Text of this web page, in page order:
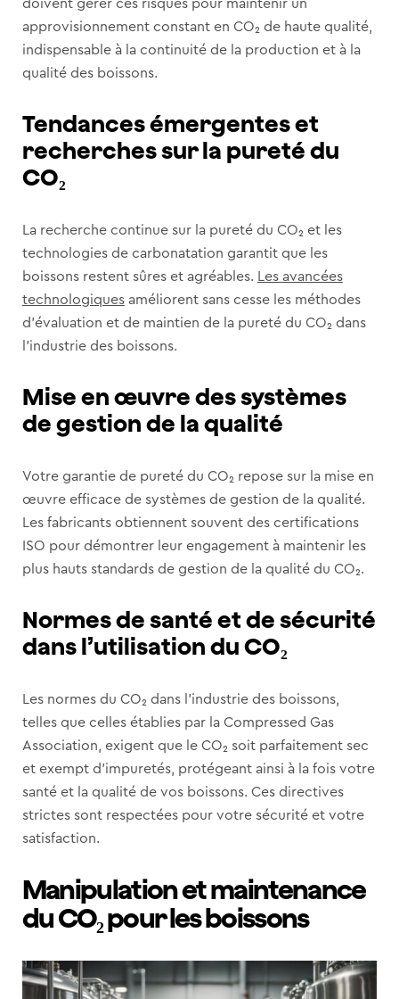
doivent gérer ces risques pour maintenir un
approvisionnement constant en CO₂ de haute qualité,
indispensable à la continuité de la production et à la
qualité des boissons.
Tendances émergentes et
recherches sur la pureté du
CO₂
La recherche continue sur la pureté du CO₂ et les
technologies de carbonatation garantit que les
boissons restent sûres et agréables.
Les avancées
technologiquesaméliorent sans cesse les méthodes
d’évaluation et de maintien de la pureté du CO₂ dans
l’industrie des boissons.
Mise en œuvre des systèmes
de gestion de la qualité
Votre garantie de pureté du CO₂ repose sur la mise en
œuvre efficace de systèmes de gestion de la qualité.
Les fabricants obtiennent souvent des certifications
ISO pour démontrer leur engagement à maintenir les
plus hauts standards de gestion de la qualité du CO₂.
Normes de santé et de sécurité
dans l’utilisation du CO₂
Les normes du CO₂ dans l’industrie des boissons,
telles que celles établies par la Compressed Gas
Association, exigent que le CO₂ soit parfaitement sec
et exempt d’impuretés, protégeant ainsi à la fois votre
santé et la qualité de vos boissons. Ces directives
strictes sont respectées pour votre sécurité et votre
satisfaction.
Manipulation et maintenance
du CO₂ pour les boissons